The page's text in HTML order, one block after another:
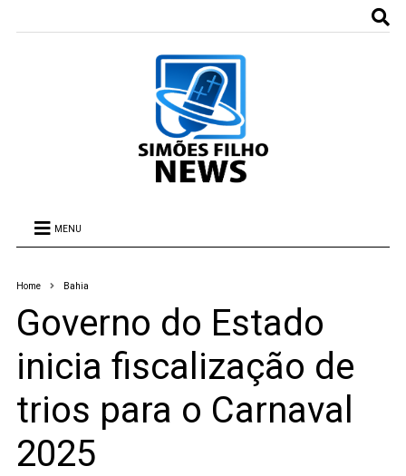
MENU
Home Bahia
Governo do Estado
inicia fiscalização de
trios para o Carnaval
2025